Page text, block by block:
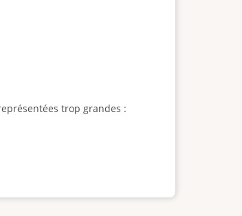
trop grandes :